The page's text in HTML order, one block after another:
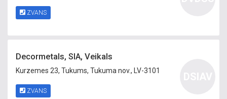
ZVANS
Decormetals, SIA, Veikals
Kurzemes 23, Tukums, Tukuma nov., LV-3101
ZVANS